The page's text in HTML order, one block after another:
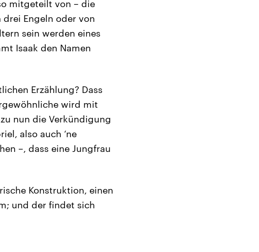
mitgeteilt von – die
Engeln oder von
sein werden eines
Isaak den Namen
Erzählung? Dass
wird mit
nun die Verkündigung
also auch ‘ne
–, dass eine Jungfrau
Konstruktion, einen
und der findet sich